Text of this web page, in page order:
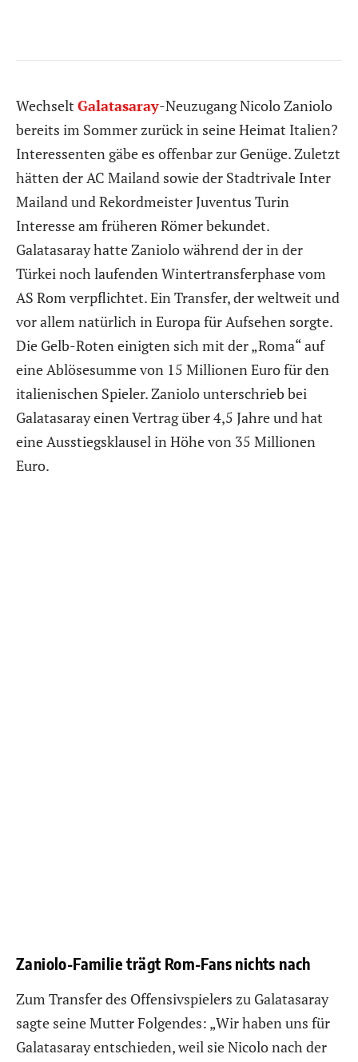
Wechselt Galatasaray-Neuzugang Nicolo Zaniolo
bereits im Sommer zurück in seine Heimat Italien?
Interessenten gäbe es offenbar zur Genüge. Zuletzt
hätten der AC Mailand sowie der Stadtrivale Inter
Mailand und Rekordmeister Juventus Turin
Interesse am früheren Römer bekundet.
Galatasaray hatte Zaniolo während der in der
Türkei noch laufenden Wintertransferphase vom
AS Rom verpflichtet. Ein Transfer, der weltweit und
vor allem natürlich in Europa für Aufsehen sorgte.
Die Gelb-Roten einigten sich mit der „Roma“ auf
eine Ablösesumme von 15 Millionen Euro für den
italienischen Spieler. Zaniolo unterschrieb bei
Galatasaray einen Vertrag über 4,5 Jahre und hat
eine Ausstiegsklausel in Höhe von 35 Millionen
Euro.
Zaniolo-Familie trägt Rom-Fans nichts nach
Zum Transfer des Offensivspielers zu Galatasaray
sagte seine Mutter Folgendes: „Wir haben uns für
Galatasaray entschieden, weil sie Nicolo nach der